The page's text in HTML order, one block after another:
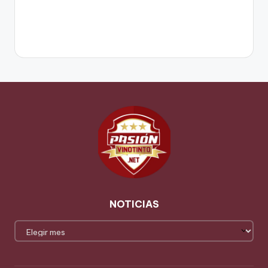
NOTICIAS
NOTICIAS